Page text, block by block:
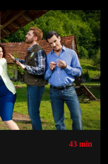
43 min